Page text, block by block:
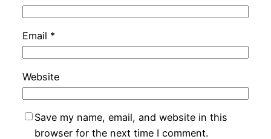
Email *
Website
Save my name, email, and website in this
browser for the next time I comment.